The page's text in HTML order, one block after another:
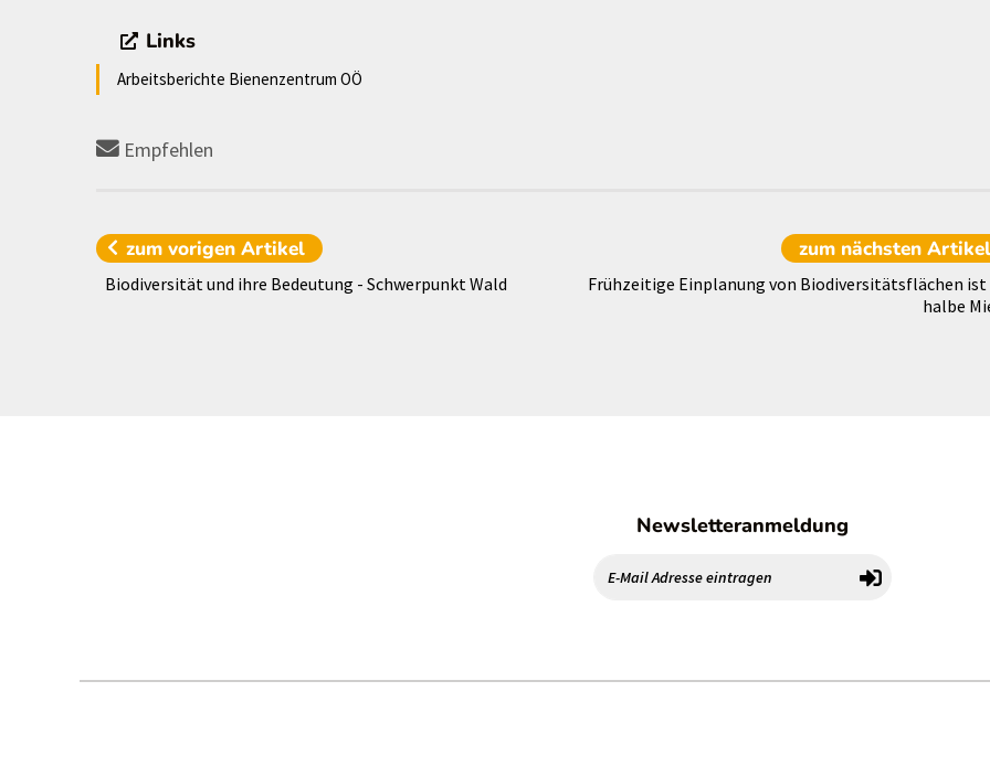
Links
Arbeitsberichte Bienenzentrum OÖ
Empfehlen
zum vorigenArtikel
Biodiversität und ihre Bedeutung - Schwerpunkt Wald
zum nächsten Artikel
Frühzeitige Einplanung von Biodiversitätsflächen ist
halbe
Newsletteranmeldung